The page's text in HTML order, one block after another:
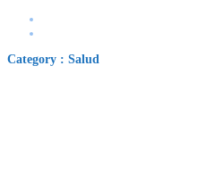
Category : Salud